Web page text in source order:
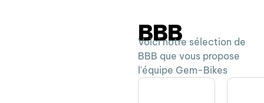
BBB
Voici notre sélection de
BBB que vous propose
l'équipe Gem-Bikes